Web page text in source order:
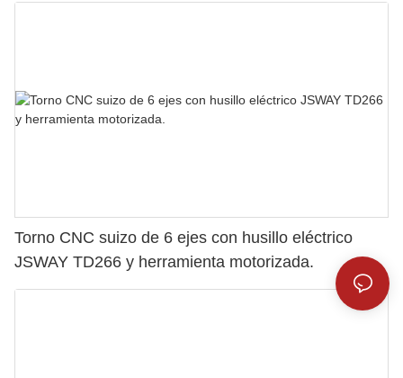
Torno CNC suizo de 6 ejes con husillo eléctrico
JSWAY TD266 y herramienta motorizada.